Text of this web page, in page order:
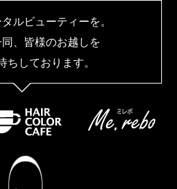
ルビューティーを。
、皆様のお越しを
ちしております。